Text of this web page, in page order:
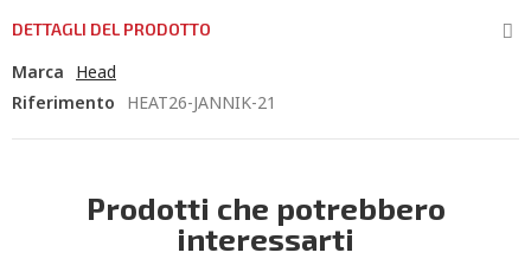
DETTAGLI DEL PRODOTTO
Marca
Head
Riferimento
HEAT26-JANNIK-21
Prodotti che potrebbero
interessarti